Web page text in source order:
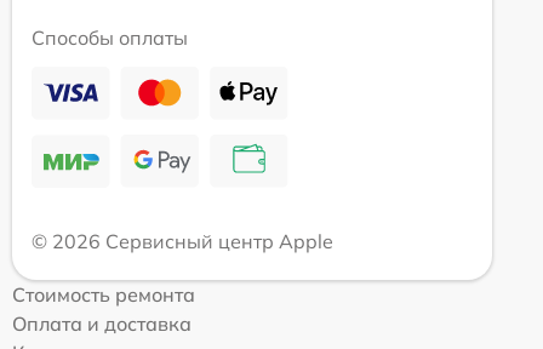
Способы оплаты
© 2026 Сервисный центр Apple
Стоимость ремонта
Оплата и доставка